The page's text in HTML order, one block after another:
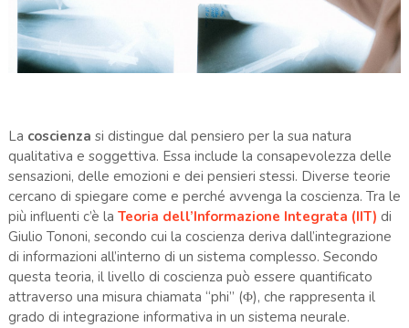
La coscienza si distingue dal pensiero per la sua natura
qualitativa e soggettiva. Essa include la consapevolezza delle
sensazioni, delle emozioni e dei pensieri stessi. Diverse teorie
cercano di spiegare come e perché avvenga la coscienza. Tra le
più influenti c’è la Teoria dell’Informazione Integrata (IIT) di
Giulio Tononi, secondo cui la coscienza deriva dall’integrazione
di informazioni all’interno di un sistema complesso. Secondo
questa teoria, il livello di coscienza può essere quantificato
attraverso una misura chiamata “phi” (Φ), che rappresenta il
grado di integrazione informativa in un sistema neurale.